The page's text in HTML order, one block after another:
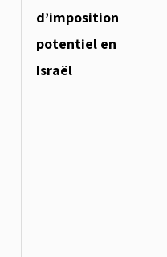
d’imposition
potentiel en
Israël